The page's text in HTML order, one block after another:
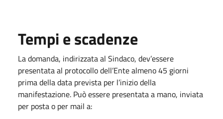
Tempi e scadenze
La domanda, indirizzata al Sindaco, dev’essere
presentata al protocollo dell’Ente almeno 45 giorni
prima della data prevista per l’inizio della
manifestazione. Può essere presentata a mano, inviata
per posta o per mail a: